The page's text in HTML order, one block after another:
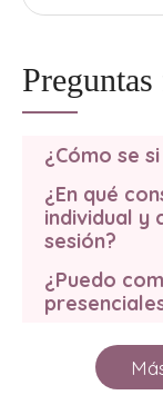
¿Cómo se
¿En qué
individual y
sesión?
¿Puedo